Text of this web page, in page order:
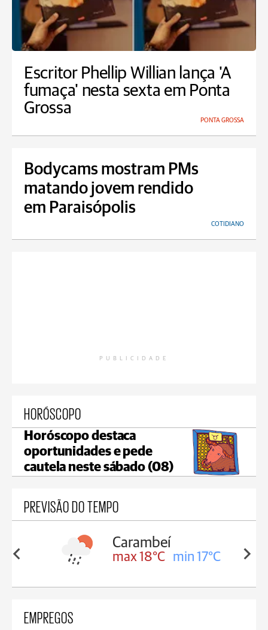
Escritor Phellip Willian lança 'A
fumaça' nesta sexta em Ponta
Grossa
PONTA GROSSA
Bodycams mostram PMs
matando jovem rendido
em Paraisópolis
COTIDIANO
PUBLICIDADE
HORÓSCOPO
Horóscopo destaca
oportunidades e pede
cautela neste sábado (08)
PREVISÃO DO TEMPO
18°C
Carambeí
max 18°C min 17°C
EMPREGOS